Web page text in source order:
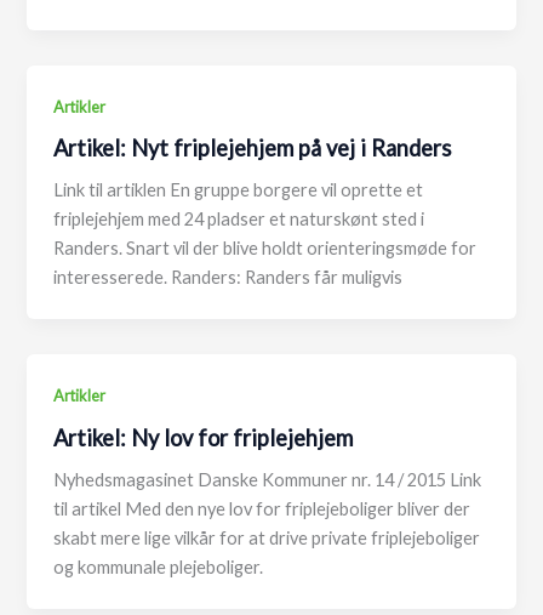
Artikler
Artikel: Nyt friplejehjem på vej i Randers
Link til artiklen En gruppe borgere vil oprette et
friplejehjem med 24 pladser et naturskønt sted i
Randers. Snart vil der blive holdt orienteringsmøde for
interesserede. Randers: Randers får muligvis
Artikler
Artikel: Ny lov for friplejehjem
Nyhedsmagasinet Danske Kommuner nr. 14 / 2015 Link
til artikel Med den nye lov for friplejeboliger bliver der
skabt mere lige vilkår for at drive private friplejeboliger
og kommunale plejeboliger.